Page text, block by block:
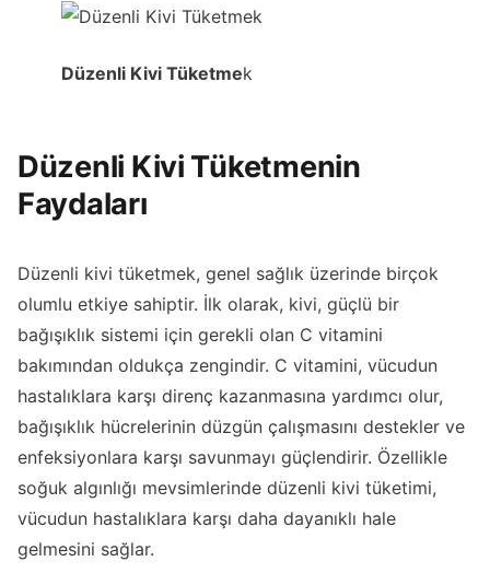
Düzenli Kivi Tüketmek
Düzenli Kivi Tüketmenin
Faydaları
Düzenli kivi tüketmek, genel sağlık üzerinde birçok
olumlu etkiye sahiptir. İlk olarak, kivi, güçlü bir
bağışıklık sistemi için gerekli olan C vitamini
bakımından oldukça zengindir. C vitamini, vücudun
hastalıklara karşı direnç kazanmasına yardımcı olur,
bağışıklık hücrelerinin düzgün çalışmasını destekler ve
enfeksiyonlara karşı savunmayı güçlendirir. Özellikle
soğuk algınlığı mevsimlerinde düzenli kivi tüketimi,
vücudun hastalıklara karşı daha dayanıklı hale
gelmesini sağlar.